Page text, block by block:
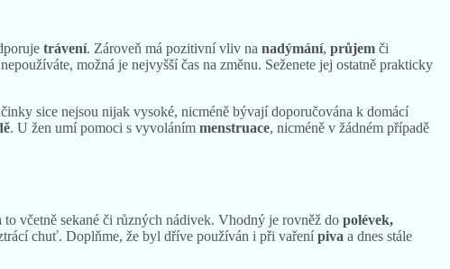
trávení. Zároveň má pozitivní vliv na nadýmání,průjemči
možná je nejvyšší čas na změnu. Seženete jej ostatně prakticky
sice nejsou nijak vysoké, nicméně bývají doporučována k domácí
to včetně sekané či různých nádivek. Vhodný je rovněž do polévek,